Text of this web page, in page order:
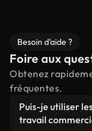
Besoin d'aide ?
Foire aux
Obtenez
fréquentes.
Puis-je utiliser
travail